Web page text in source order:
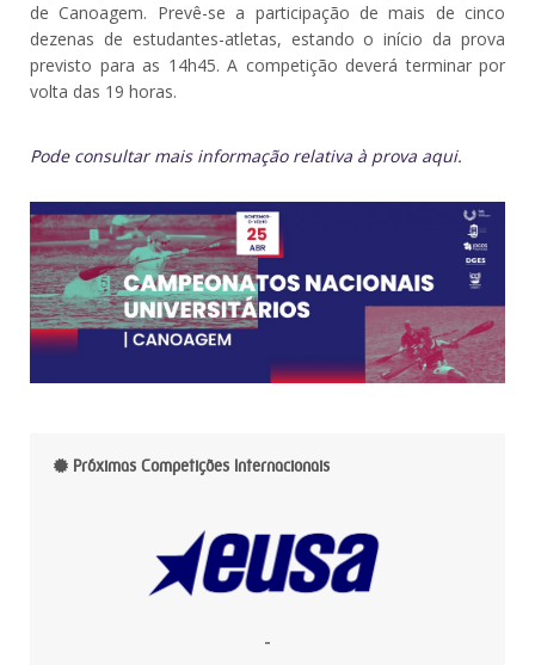
de Canoagem. Prevê-se a participação de mais de cinco
dezenas de estudantes-atletas, estando o início da prova
previsto para as 14h45. A competição deverá terminar por
volta das 19 horas.
Pode consultar mais informação relativa à prova aqui.
Próximas Competições Internacionais
-